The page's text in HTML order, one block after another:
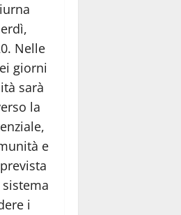
Nelle
giorni
sarà
la
e
sistema
i